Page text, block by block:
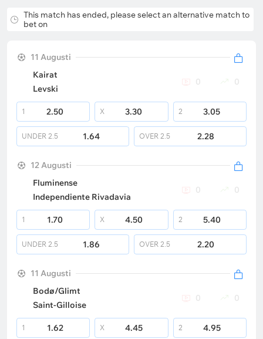
This match has ended, please select an alternative match to
bet on
11 Augusti
Kairat
Levski
0 0
1 2.50 X 3.30 2 3.05
UNDER 2.5 1.64 OVER 2.5 2.28
12 Augusti
Fluminense
Independiente Rivadavia
0 0
1 1.70 X 4.50 2 5.40
UNDER 2.5 1.86 OVER 2.5 2.20
11 Augusti
Bodø/Glimt
Saint-Gilloise
0 0
1 1.62 X 4.45 2 4.95